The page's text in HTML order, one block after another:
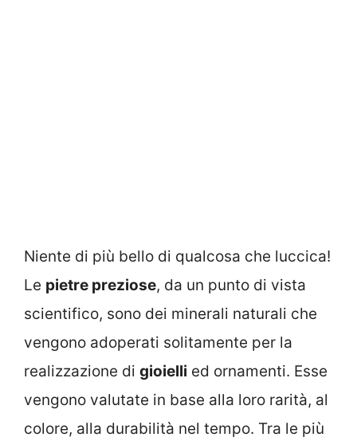
Niente di più bello di qualcosa che luccica!
Le pietre preziose, da un punto di vista
scientifico, sono dei minerali naturali che
vengono adoperati solitamente per la
realizzazione di gioielli ed ornamenti. Esse
vengono valutate in base alla loro rarità, al
colore, alla durabilità nel tempo. Tra le più